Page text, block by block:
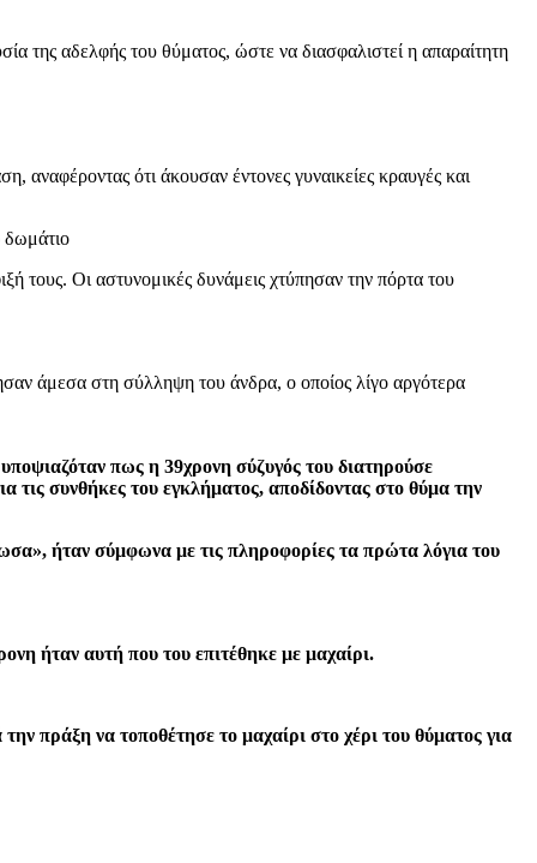
της αδελφής του θύματος, ώστε να διασφαλιστεί η απαραίτητη
αναφέροντας ότι άκουσαν έντονες γυναικείες κραυγές και
δωμάτιο
τους. Οι αστυνομικές δυνάμεις χτύπησαν την πόρτα του
άμεσα στη σύλληψη του άνδρα, ο οποίος λίγο αργότερα
πως η 39χρονη σύζυγός του διατηρούσε
τις συνθήκες του εγκλήματος, αποδίδοντας στο θύμα την
ήταν σύμφωνα με τις πληροφορίες τα πρώτα λόγια του
ήταν αυτή που του επιτέθηκε με μαχαίρι.
πράξη να τοποθέτησε το μαχαίρι στο χέρι του θύματος για